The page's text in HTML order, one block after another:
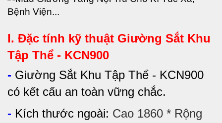
I. Đặc tính kỹ thuật Giường Sắt Khu
Tập Thể - KCN900
- Giường Sắt Khu Tập Thể - KCN900
có kết cấu an toàn vững chắc.
- Kích thước ngoài: Cao 1860 * Rộng